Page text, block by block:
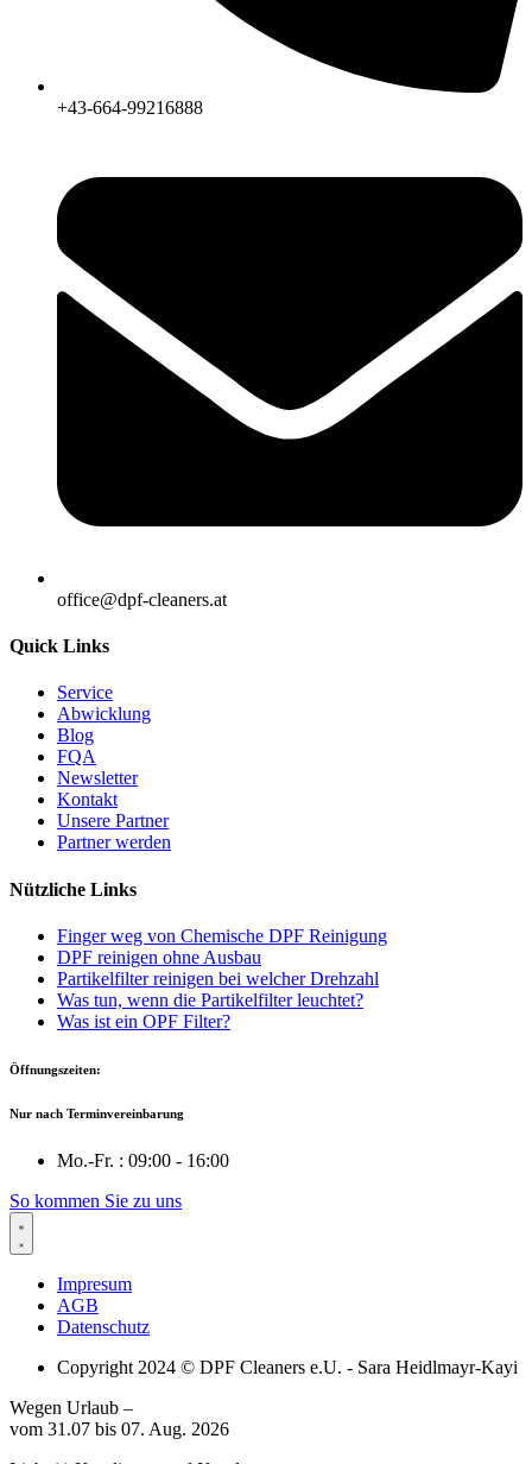
+43-664-99216888
office@dpf-cleaners.at
Quick Links
Service
Abwicklung
Blog
FQA
Newsletter
Kontakt
Unsere Partner
Partner werden
Nützliche Links
Finger weg von Chemische DPF Reinigung
DPF reinigen ohne Ausbau
Partikelfilter reinigen bei welcher Drehzahl
Was tun, wenn die Partikelfilter leuchtet?
Was ist ein OPF Filter?
Öffnungszeiten:
Nur nach Terminvereinbarung
Mo.-Fr. : 09:00 - 16:00
So kommen Sie zu uns
Impresum
AGB
Datenschutz
Copyright 2024 © DPF Cleaners e.U. - Sara Heidlmayr-Kayi
Wegen Urlaub –
vom 31.07 bis 07. Aug. 2026